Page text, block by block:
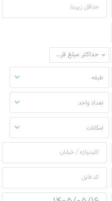
حداکثر مبلغ فروش
طبقه
تعداد واحد
امکانات